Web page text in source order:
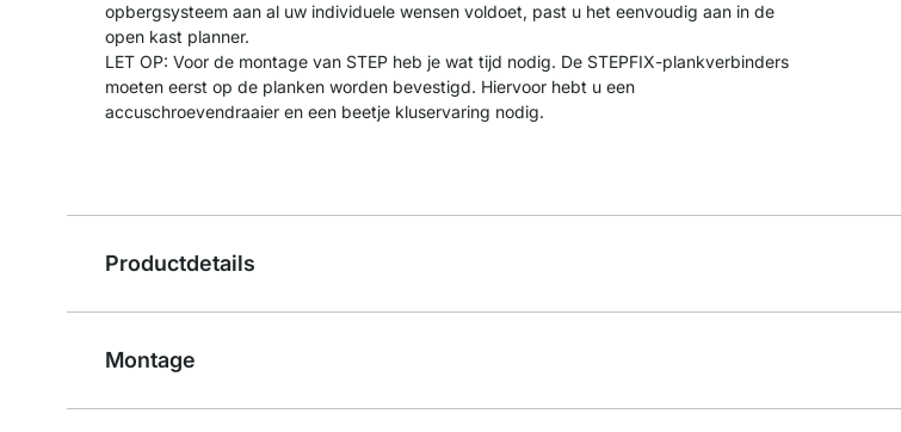
opbergsysteem aan al uw individuele wensen voldoet, past u het eenvoudig aan in de
open kast planner.
LET OP: Voor de montage van STEP heb je wat tijd nodig. De STEPFIX-plankverbinders
moeten eerst op de planken worden bevestigd. Hiervoor hebt u een
accuschroevendraaier en een beetje kluservaring nodig.
Productdetails
Montage